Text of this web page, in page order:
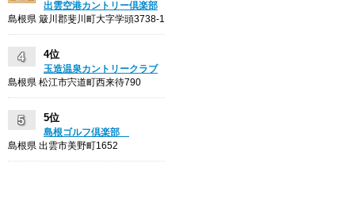
出雲空港カントリー倶楽部
島根県 簸川郡斐川町大字学頭3738-1
4位
玉造温泉カントリークラブ
島根県 松江市宍道町西来待790
5位
島根ゴルフ倶楽部
島根県 出雲市美野町1652